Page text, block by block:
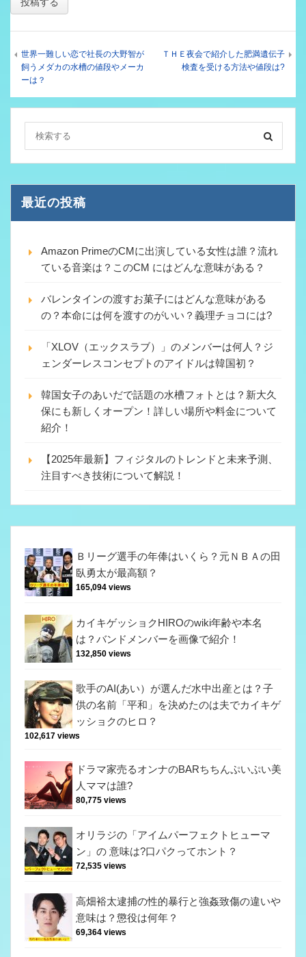
世界一難しい恋で社長の大野智が
飼うメダカの水槽の値段やメーカ
ーは？
ＴＨＥ夜会で紹介した肥満遺伝子
検査を受ける方法や値段は?
最近の投稿
Amazon PrimeのCMに出演している女性は誰？流れ
ている音楽は？このCM にはどんな意味がある？
バレンタインの渡すお菓子にはどんな意味がある
の？本命には何を渡すのがいい？義理チョコには?
「XLOV（エックスラブ）」のメンバーは何人？ジ
ェンダーレスコンセプトのアイドルは韓国初？
韓国女子のあいだで話題の水槽フォトとは？新大久
保にも新しくオープン！詳しい場所や料金について
紹介！
【2025年最新】フィジタルのトレンドと未来予測、
注目すべき技術について解説！
Ｂリーグ選手の年俸はいくら？元ＮＢＡの田
臥勇太が最高額？
165,094 views
カイキゲッショクHIROのwiki年齢や本名
は？バンドメンバーを画像で紹介！
132,850 views
歌手のAI(あい）が選んだ水中出産とは？子
供の名前「平和」を決めたのは夫でカイキゲ
ッショクのヒロ？
102,617 views
ドラマ家売るオンナのBARちちんぷいぷい美
人ママは誰?
80,775 views
オリラジの「アイムパーフェクトヒューマ
ン」の 意味は?口パクってホント？
72,535 views
高畑裕太逮捕の性的暴行と強姦致傷の違いや
意味は？懲役は何年？
69,364 views